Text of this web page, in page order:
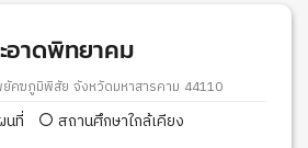
อาดพิทยาคม
ยัคฆภูมิพิสัย จังหวัดมหาสารคาม 44110
นที่ สถานศึกษาใกล้เคียง